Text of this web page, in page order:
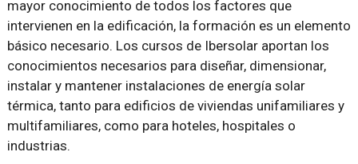
mayor conocimiento de todos los factores que
intervienen en la edificación, la formación es un elemento
básico necesario. Los cursos de Ibersolar aportan los
conocimientos necesarios para diseñar, dimensionar,
instalar y mantener instalaciones de energía solar
térmica, tanto para edificios de viviendas unifamiliares y
multifamiliares, como para hoteles, hospitales o
industrias.